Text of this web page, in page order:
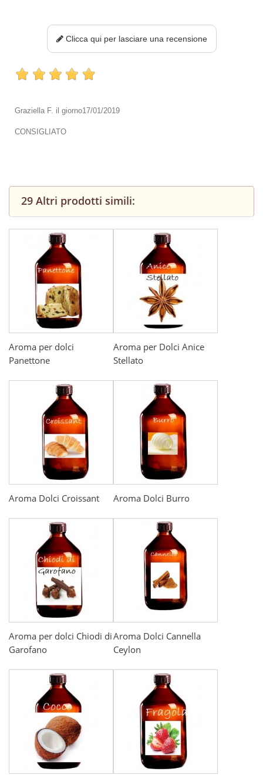
Clicca qui per lasciare una recensione
Graziella F. il giorno17/01/2019
CONSIGLIATO
29 Altri prodotti simili:
Aroma per dolci
Panettone
Aroma per Dolci Anice
Stellato
Aroma Dolci Croissant Aroma Dolci Burro
Aroma per dolci Chiodi di
Garofano
Aroma Dolci Cannella
Ceylon